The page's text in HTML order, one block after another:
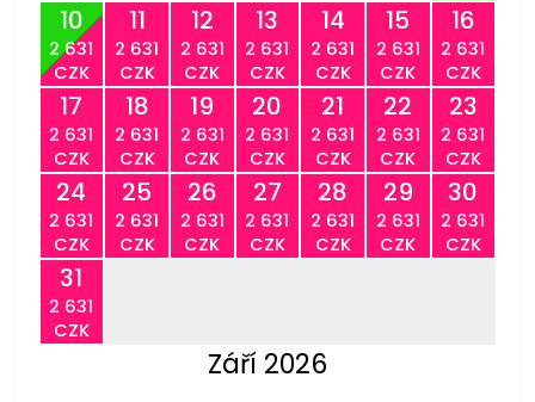
10
2 631
CZK
11
2 631
CZK
12
2 631
CZK
13
2 631
CZK
14
2 631
CZK
15
2 631
CZK
16
2 631
CZK
17
2 631
CZK
18
2 631
CZK
19
2 631
CZK
20
2 631
CZK
21
2 631
CZK
22
2 631
CZK
23
2 631
CZK
24
2 631
CZK
25
2 631
CZK
26
2 631
CZK
27
2 631
CZK
28
2 631
CZK
29
2 631
CZK
30
2 631
CZK
31
2 631
CZK
Září 2026